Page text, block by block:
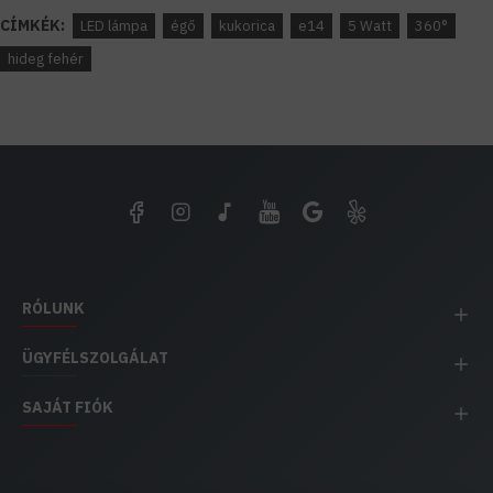
CÍMKÉK: LED lámpa égő kukorica e14 5 Watt
360°
hideg fehér
RÓLUNK
ÜGYFÉLSZOLGÁLAT
SAJÁT FIÓK